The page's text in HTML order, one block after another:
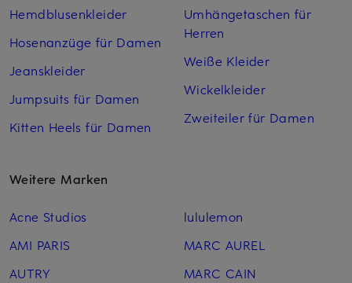
Hemdblusenkleider
Hosenanzüge für Damen
Jeanskleider
Jumpsuits für Damen
Kitten Heels für Damen
Umhängetaschen für
Herren
Weiße Kleider
Wickelkleider
Zweiteiler für Damen
Weitere Marken
Acne Studios
AMI PARIS
AUTRY
lululemon
MARC AUREL
MARC CAIN